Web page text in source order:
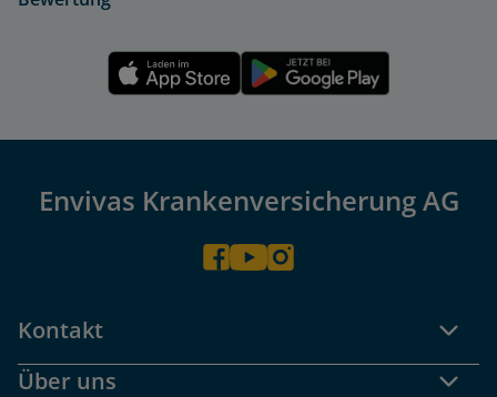
Envivas Krankenversicherung AG
Kontakt
Über uns